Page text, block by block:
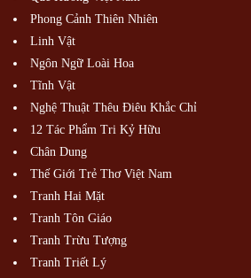
Phong Cảnh Thiên Nhiên
Linh Vật
Ngôn Ngữ Loài Hoa
Tĩnh Vật
Nghệ Thuật Thêu Điêu Khắc Chỉ
12 Tác Phẩm Tri Kỷ Hữu
Chân Dung
Thế Giới Trẻ Thơ Việt Nam
Tranh Hai Mặt
Tranh Tôn Giáo
Tranh Trừu Tượng
Tranh Triết Lý